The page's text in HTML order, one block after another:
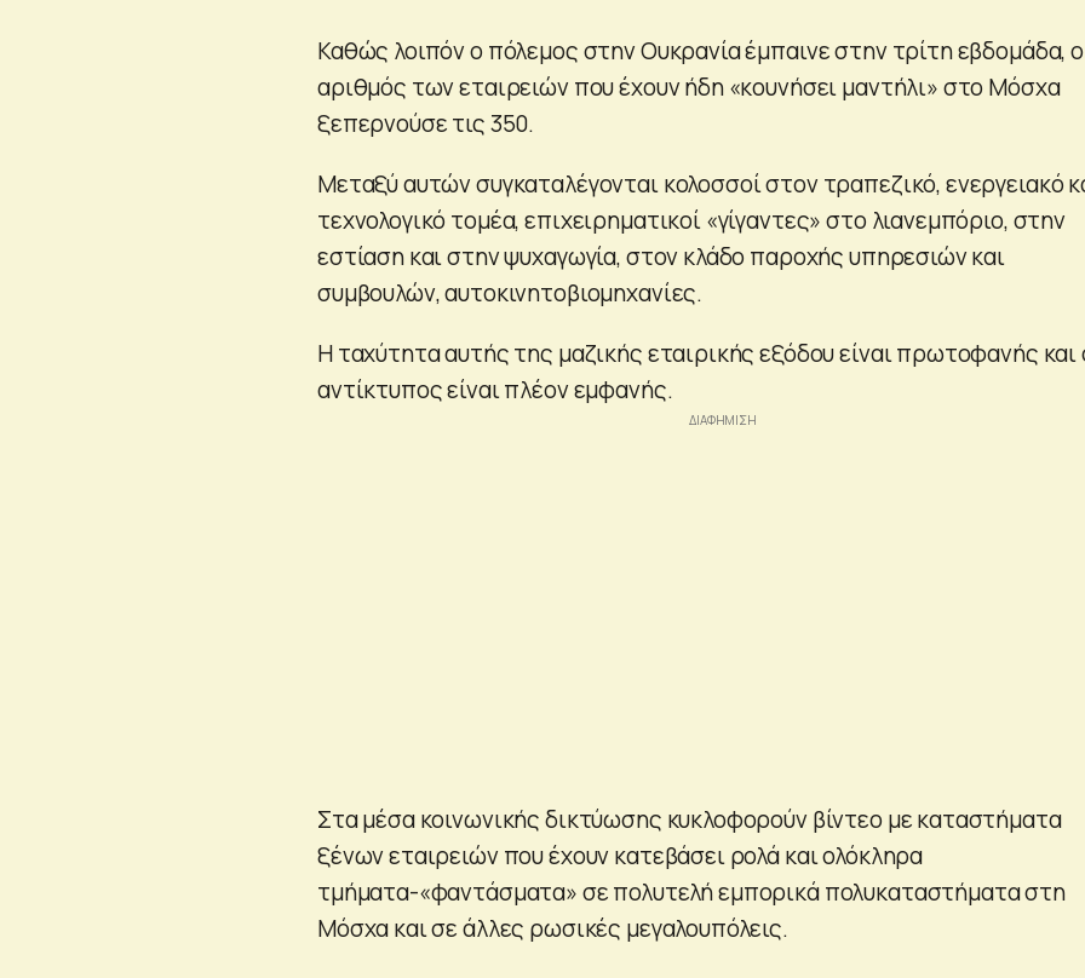
Καθώς λοιπόν ο πόλεμος στην Ουκρανία έμπαινε στην τρίτη εβδομάδα, ο
αριθμός των εταιρειών που έχουν ήδη «κουνήσει μαντήλι» στο Μόσχα
ξεπερνούσε τις 350.
Μεταξύ αυτών συγκαταλέγονται κολοσσοί στον τραπεζικό, ενεργειακό
τεχνολογικό τομέα, επιχειρηματικοί «γίγαντες» στο λιανεμπόριο, στην
εστίαση και στην ψυχαγωγία, στον κλάδο παροχής υπηρεσιών και
συμβουλών, αυτοκινητοβιομηχανίες.
Η ταχύτητα αυτής της μαζικής εταιρικής εξόδου είναι πρωτοφανής και
αντίκτυπος είναι πλέον εμφανής.
Στα μέσα κοινωνικής δικτύωσης κυκλοφορούν βίντεο με καταστήματα
ξένων εταιρειών που έχουν κατεβάσει ρολά και ολόκληρα
τμήματα-«φαντάσματα» σε πολυτελή εμπορικά πολυκαταστήματα στη
Μόσχα και σε άλλες ρωσικές μεγαλουπόλεις.